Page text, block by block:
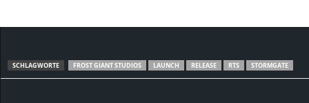
SCHLAGWORTE FROST GIANT STUDIOS LAUNCH RELEASE RTS STORMGATE